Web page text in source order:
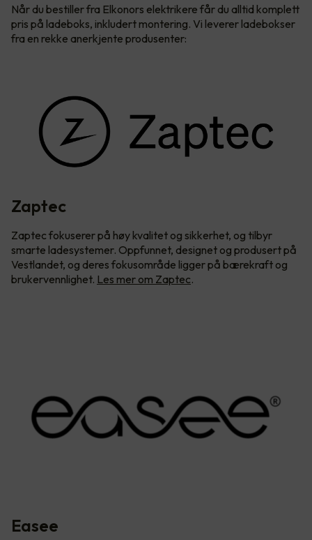
Når du bestiller fra Elkonors elektrikere får du alltid komplett
pris på ladeboks, inkludert montering. Vi leverer ladebokser
fra en rekke anerkjente produsenter:
Zaptec
Zaptec fokuserer på høy kvalitet og sikkerhet, og tilbyr
smarte ladesystemer. Oppfunnet, designet og produsert på
Vestlandet, og deres fokusområde ligger på bærekraft og
brukervennlighet. Les mer om Zaptec.
Easee